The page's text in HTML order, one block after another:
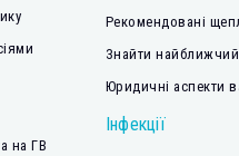
на ГВ
Рекомендовані
Знайти найближчий
Юридичні аспекти
Інфекції